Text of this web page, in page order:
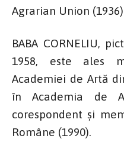
Agrarian Union
BABA CORNELIU,
1958, este ales
Academiei de Artă
în Academia de
corespondent și
Române (1990).